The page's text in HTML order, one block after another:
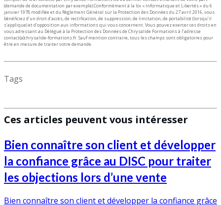
(demande de documentation par exemple).Conformément à la loi « Informatique et Libertés » du 6
janvier 1978 modifiée et du Règlement Général sur la Protection des Données du 27 avril 2016, vous
bénéficiez d’un droit d’accès, de rectification, de suppression, de limitation, de portabilité (lorsqu’il
s’applique) et d’opposition aux informations qui vous concernent. Vous pouvez exercer ces droits en
vous adressant au Délégué à la Protection des Données de Chrysalide Formations à l’adresse
contact(a)chrysalide-formations.fr.Sauf mention contraire, tous les champs sont obligatoires pour
être en mesure de traiter votre demande.
Tags
Ces articles peuvent vous intéresser
Bien connaître son client et développer
la confiance grâce au DISC pour traiter
les objections lors d’une vente
Bien connaître son client et développer la confiance grâce